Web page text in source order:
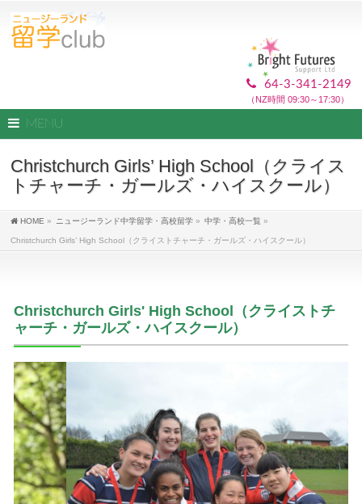
64-3-341-2149
（NZ時間 09:30～17:30）
MENU
Christchurch Girls’ High School（クライス
トチャーチ・ガールズ・ハイスクール）
HOME » ニュージーランド中学留学・高校留学 » 中学・高校一覧 »
Christchurch Girls’ High School（クライストチャーチ・ガールズ・ハイスクール）
Christchurch Girls' High School（クライストチ
ャーチ・ガールズ・ハイスクール）